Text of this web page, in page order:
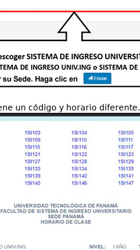
un código y horario diferente.